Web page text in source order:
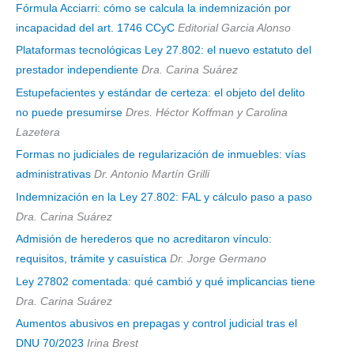
Fórmula Acciarri: cómo se calcula la indemnización por
incapacidad del art. 1746 CCyC Editorial Garcia Alonso
Plataformas tecnológicas Ley 27.802: el nuevo estatuto del
prestador independiente Dra. Carina Suárez
Estupefacientes y estándar de certeza: el objeto del delito
no puede presumirse Dres. Héctor Koffman y Carolina
Lazetera
Formas no judiciales de regularización de inmuebles: vías
administrativas Dr. Antonio Martín Grilli
Indemnización en la Ley 27.802: FAL y cálculo paso a paso
Dra. Carina Suárez
Admisión de herederos que no acreditaron vínculo:
requisitos, trámite y casuística Dr. Jorge Germano
Ley 27802 comentada: qué cambió y qué implicancias tiene
Dra. Carina Suárez
Aumentos abusivos en prepagas y control judicial tras el
DNU 70/2023 Irina Brest